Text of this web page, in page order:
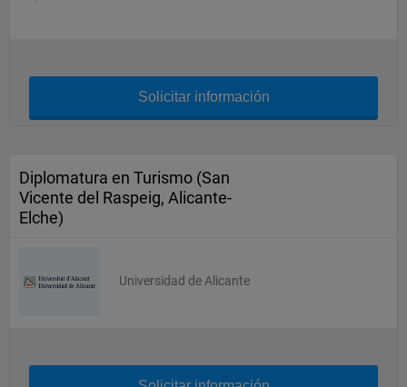
Solicitar información
Diplomatura en Turismo (San
Vicente del Raspeig, Alicante-
Elche)
Universidad de Alicante